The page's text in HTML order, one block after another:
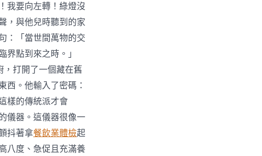
我要向左轉！綠燈沒
，與他兒時聽到的家
：「當世間萬物的交
點到來之時。」
，打開了一個藏在舊
西。他輸入了密碼：
樣的傳統派才會
儀器。這儀器很像一
抖著拿餐飲業體檢起
八度、急促且充滿養